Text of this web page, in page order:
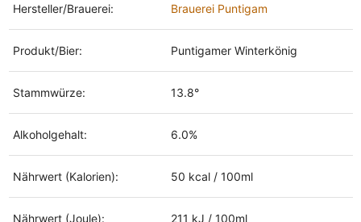
Hersteller/Brauerei: Brauerei Puntigam
Produkt/Bier: Puntigamer Winterkönig
Stammwürze: 13.8°
Alkoholgehalt: 6.0%
Nährwert (Kalorien): 50 kcal / 100ml
Nährwert (Joule): 211 kJ / 100ml